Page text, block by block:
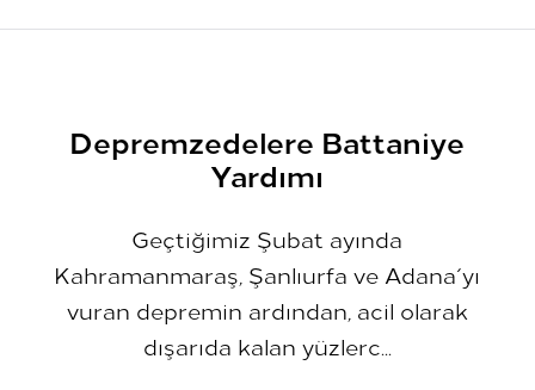
Depremzedelere Battaniye
Yardımı
Geçtiğimiz Şubat ayında
Kahramanmaraş, Şanlıurfa ve Adana´yı
vuran depremin ardından, acil olarak
dışarıda kalan yüzlerc...